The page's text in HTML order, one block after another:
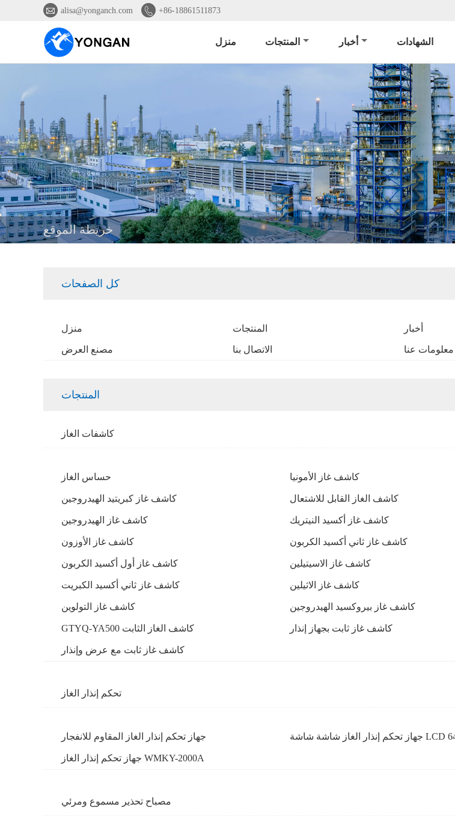
 alisa@yonganch.com  +86-18861511873
منزل المنتجات أخبار الشهادات
خريطة الموقع
كل الصفحات
منزل المنتجات أخبار
مصنع العرض الاتصال بنا معلومات عنا
المنتجات
كاشفات الغاز
حساس الغاز كاشف غاز الأمونيا
كاشف غاز كبريتيد الهيدروجين كاشف الغاز القابل للاشتعال
كاشف غاز الهيدروجين كاشف غاز أكسيد النيتريك
كاشف غاز الأوزون كاشف غاز ثاني أكسيد الكربون
كاشف غاز أول أكسيد الكربون كاشف غاز الاسيتيلين
كاشف غاز ثاني أكسيد الكبريت كاشف غاز الاثيلين
كاشف غاز التولوين كاشف غاز بيروكسيد الهيدروجين
GTYQ-YA500 كاشف الغاز الثابت كاشف غاز ثابت بجهاز إنذار
كاشف غاز ثابت مع عرض وإنذار
تحكم إنذار الغاز
جهاز تحكم إنذار الغاز المقاوم للانفجار
جهاز تحكم إنذار الغاز WMKY-2000A
مصباح تحذير مسموع ومرئي